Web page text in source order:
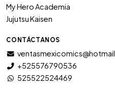
My Hero Academia
Jujutsu Kaisen
CONTÁCTANOS
+525576790536
525522524469